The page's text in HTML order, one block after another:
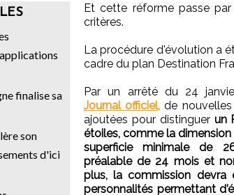
finalise sa
son
d'ici
Et cette réforme passe
critères.
La procédure d'évolution a
cadre du plan Destination
Par un arrêté du 24
Journal officiel, de
ajoutées pour distinguer un
étoiles, comme la
superficie minimale de
préalable de 24 mois et
plus, la commission devra
personnalités permettant